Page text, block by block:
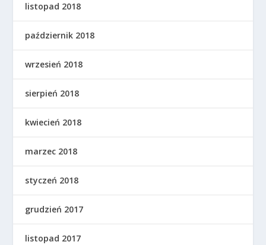
listopad 2018
październik 2018
wrzesień 2018
sierpień 2018
kwiecień 2018
marzec 2018
styczeń 2018
grudzień 2017
listopad 2017